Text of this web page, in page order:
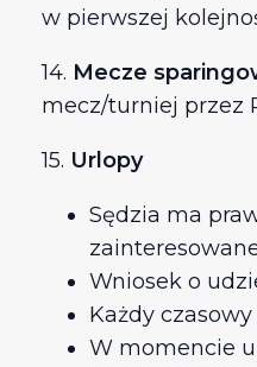
w pierwszej
14. Mecze
mecz/turniej przez
15. Urlopy
Sędzia ma
Wniosek o
Każdy
W momencie